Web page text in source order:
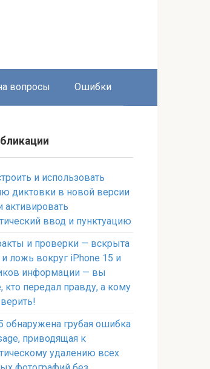
вопросы Ошибки
и использовать
диктовки в новой версии
активировать
ввод и пунктуацию
и проверки — вскрыта
ложь вокруг iPhone 15 и
информации — вы
кто передал правду, а кому
обнаружена грубая ошибка
приводящая к
удалению всех